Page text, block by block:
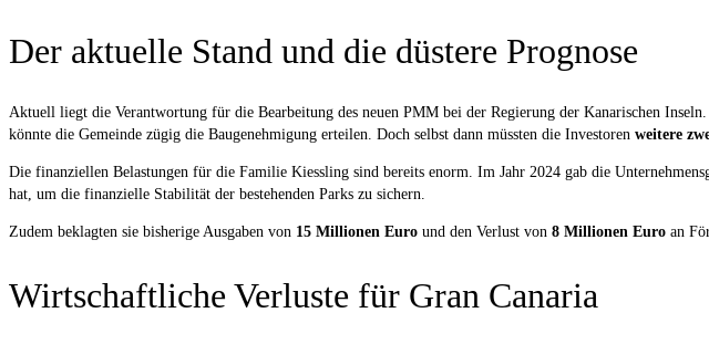
Der aktuelle Stand und die düstere Prognose
Aktuell liegt die Verantwortung für die Bearbeitung des neuen PMM bei der Regierung der Kanarischen
könnte die Gemeinde zügig die Baugenehmigung erteilen. Doch selbst dann müssten die Investoren weitere
Die finanziellen Belastungen für die Familie Kiessling sind bereits enorm. Im Jahr 2024 gab die
hat, um die finanzielle Stabilität der bestehenden Parks zu sichern.
Zudem beklagten sie bisherige Ausgaben von 15 Millionen Euro und den Verlust von 8 Millionen Euro an
Wirtschaftliche Verluste für Gran Canaria